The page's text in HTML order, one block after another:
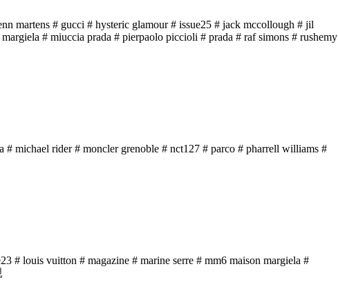
martens # gucci # hysteric glamour # issue25 # jack mccollough # jil
# miuccia prada # pierpaolo piccioli # prada # raf simons # rushemy
# michael rider # moncler grenoble # nct127 # parco # pharrell williams #
# louis vuitton # magazine # marine serre # mm6 maison margiela #